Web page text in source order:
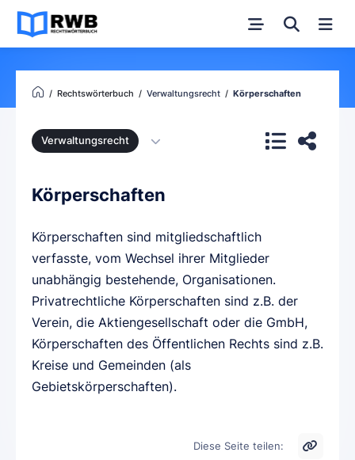
Rechtswörterbuch Verwaltungsrecht Körperschaften
Verwaltungsrecht
Körperschaften
Körperschaften sind mitgliedschaftlich
verfasste, vom Wechsel ihrer Mitglieder
unabhängig bestehende, Organisationen.
Privatrechtliche Körperschaften sind z.B. der
Verein, die Aktiengesellschaft oder die GmbH,
Körperschaften des Öffentlichen Rechts sind z.B.
Kreise und Gemeinden (als
Gebietskörperschaften).
Diese Seite teilen: